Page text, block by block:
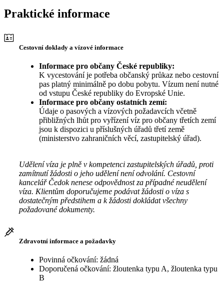
Praktické informace
Cestovní doklady a vízové informace
Informace pro občany České republiky:
K vycestování je potřeba občanský průkaz nebo cestovní
pas platný minimálně po dobu pobytu. Vízum není nutné
od vstupu České republiky do Evropské Unie.
Informace pro občany ostatních zemí:
Údaje o pasových a vízových požadavcích včetně
přibližných lhůt pro vyřízení víz pro občany třetích zemí
jsou k dispozici u příslušných úřadů třetí země
(ministerstvo zahraničních věcí, zastupitelský úřad).
Udělení víza je plně v kompetenci zastupitelských úřadů, proti
zamítnutí žádosti o jeho udělení není odvolání. Cestovní
kancelář Čedok nenese odpovědnost za případné neudělení
víza. Klientům doporučujeme podávat žádosti o víza s
dostatečným předstihem a k žádosti dokládat všechny
požadované dokumenty.
Zdravotní informace a požadavky
Povinná očkování: žádná
Doporučená očkování: žloutenka typu A, žloutenka typu
B